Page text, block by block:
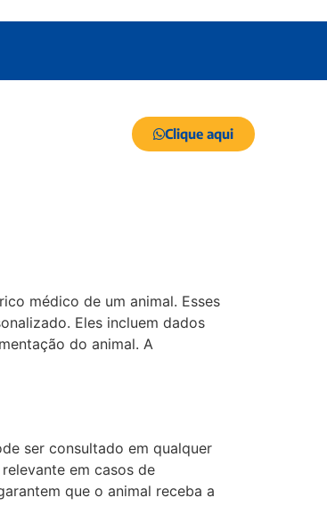
Clique aqui
médico de um animal. Esses
Eles incluem dados
do animal. A
ser consultado em qualquer
em casos de
que o animal receba a